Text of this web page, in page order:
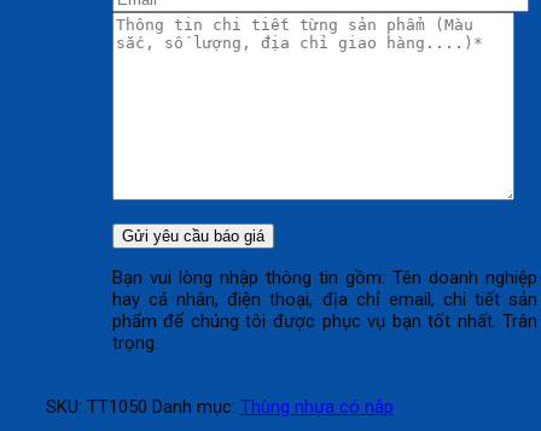
Bạn vui lòng nhập thông tin gồm: Tên doanh nghiệp
hay cá nhân, điện thoại, địa chỉ email, chi tiết sản
phẩm để chúng tôi được phục vụ bạn tốt nhất. Trân
trọng.
SKU: TT1050 Danh mục: Thùng nhựa có nắp